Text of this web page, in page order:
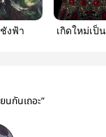
งฟ้า
เกิดใหม่เป็
นกันเถอะ”